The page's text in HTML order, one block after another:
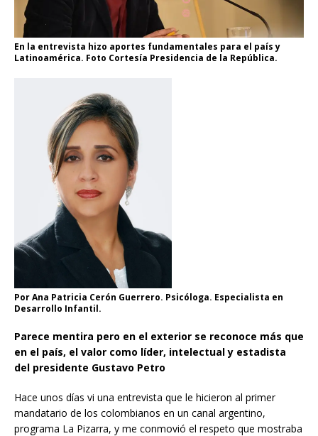
En la entrevista hizo aportes fundamentales para el país y
Latinoamérica. Foto Cortesía Presidencia de la República.
Por Ana Patricia Cerón Guerrero. Psicóloga. Especialista en
Desarrollo Infantil.
Parece mentira pero en el exterior se reconoce más que
en el país, el valor como líder, intelectual y estadista
del presidente Gustavo Petro
Hace unos días vi una entrevista que le hicieron al primer
mandatario de los colombianos en un canal argentino,
programa La Pizarra, y me conmovió el respeto que mostraba